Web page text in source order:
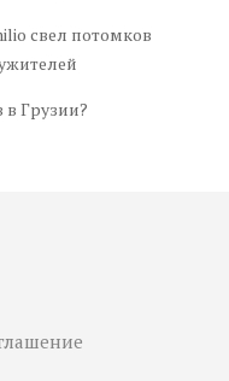
свел потомков
в Грузии?